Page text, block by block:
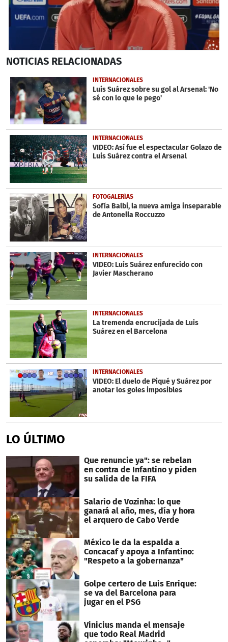
seconds
1
minute,
15
seconds
NOTICIAS RELACIONADAS
INTERNACIONALES
Luis Suárez sobre su gol al Arsenal: 'No
sé con lo que le pego'
INTERNACIONALES
VIDEO: Así fue el espectacular Golazo de
Luis Suárez contra el Arsenal
FOTOGALERÍAS
Sofía Balbi, la nueva amiga inseparable
de Antonella Roccuzzo
INTERNACIONALES
VIDEO: Luis Suárez enfurecido con
Javier Mascherano
INTERNACIONALES
La tremenda encrucijada de Luis
Suárez en el Barcelona
INTERNACIONALES
VIDEO: El duelo de Piqué y Suárez por
anotar los goles imposibles
LO ÚLTIMO
Que renuncie ya": se rebelan
en contra de Infantino y piden
su salida de la FIFA
Salario de Vozinha: lo que
ganará al año, mes, día y hora
el arquero de Cabo Verde
México le da la espalda a
Concacaf y apoya a Infantino:
"Respeto a la gobernanza"
Golpe certero de Luis Enrique:
se va del Barcelona para
jugar en el PSG
Vinicius manda el mensaje
que todo Real Madrid